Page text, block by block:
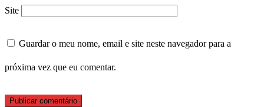
Site
Guardar o meu nome, email e site neste navegador para a
próxima vez que eu comentar.